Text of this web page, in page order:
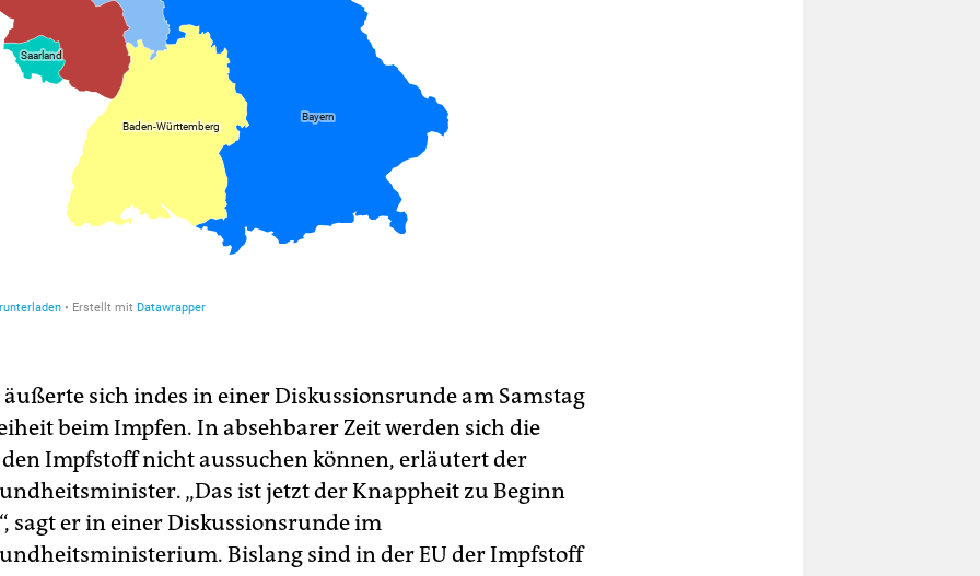
äußerte sich indes in einer Diskussionsrunde am Samstag
beim Impfen. In absehbarer Zeit werden sich die
Impfstoff nicht aussuchen können, erläutert der
„Das ist jetzt der Knappheit zu Beginn
sagt er in einer Diskussionsrunde im
Bislang sind in der EU der Impfstoff